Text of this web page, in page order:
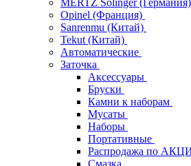
MERTZ Solinger (Германия)
Opinel (Франция)
Sanrenmu (Китай)
Tekut (Китай)
Автоматические
Заточка
Аксессуары
Бруски
Камни к наборам
Мусаты
Наборы
Портативные
Распродажа по
Смазка